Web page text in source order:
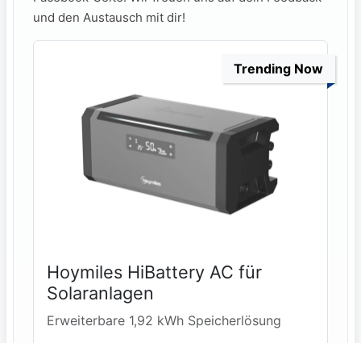
und den Austausch mit dir!
Trending Now
Hoymiles HiBattery AC für
Solaranlagen
Erweiterbare 1,92 kWh Speicherlösung